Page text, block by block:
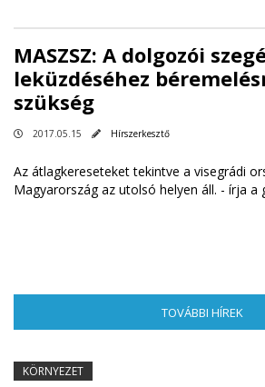
MASZSZ: A dolgozói
leküzdéséhez
szükség
2017.05.15 Hírszerkesztő
Az átlagkereseteket tekintve a visegrádi
Magyarország az utolsó helyen áll. - írja a
TOVÁBBI HÍREK
KÖRNYEZET